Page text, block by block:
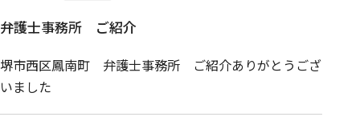
弁護士事務所 ご紹介
堺市西区鳳南町 弁護士事務所 ご紹介ありがとうござ
いました